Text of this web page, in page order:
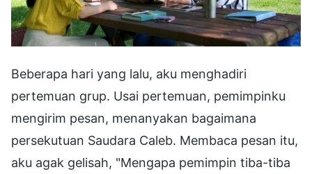
Beberapa hari yang lalu, aku menghadiri
pertemuan grup. Usai pertemuan, pemimpinku
mengirim pesan, menanyakan bagaimana
persekutuan Saudara Caleb. Membaca pesan itu,
aku agak gelisah, "Mengapa pemimpin tiba-tiba